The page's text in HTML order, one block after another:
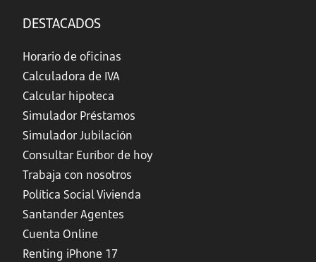
DESTACADOS
Horario de oficinas
Calculadora de IVA
Calcular hipoteca
Simulador Préstamos
Simulador Jubilación
Consultar Euríbor de hoy
Trabaja con nosotros
Política Social Vivienda
Santander Agentes
Cuenta Online
Renting iPhone 17